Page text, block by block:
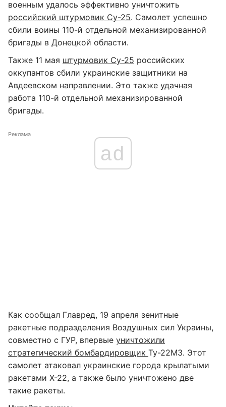
военным удалось эффективно уничтожить
российский штурмовик Су-25. Самолет успешно
сбили воины 110-й отдельной механизированной
бригады в Донецкой области.
Также 11 мая штурмовик Су-25 российских
оккупантов сбили украинские защитники на
Авдеевском направлении. Это также удачная
работа 110-й отдельной механизированной
бригады.
Реклама
ad
Как сообщал Главред, 19 апреля зенитные
ракетные подразделения Воздушных сил Украины,
совместно с ГУР, впервые уничтожили
стратегический бомбардировщик Ту-22М3. Этот
самолет атаковал украинские города крылатыми
ракетами Х-22, а также было уничтожено две
такие ракеты.